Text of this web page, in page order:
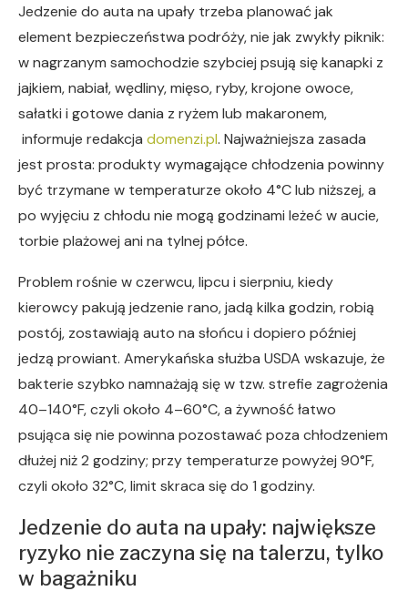
Jedzenie do auta na upały trzeba planować jak
element bezpieczeństwa podróży, nie jak zwykły piknik:
w nagrzanym samochodzie szybciej psują się kanapki z
jajkiem, nabiał, wędliny, mięso, ryby, krojone owoce,
sałatki i gotowe dania z ryżem lub makaronem,
informuje redakcja domenzi.pl. Najważniejsza zasada
jest prosta: produkty wymagające chłodzenia powinny
być trzymane w temperaturze około 4°C lub niższej, a
po wyjęciu z chłodu nie mogą godzinami leżeć w aucie,
torbie plażowej ani na tylnej półce.
Problem rośnie w czerwcu, lipcu i sierpniu, kiedy
kierowcy pakują jedzenie rano, jadą kilka godzin, robią
postój, zostawiają auto na słońcu i dopiero później
jedzą prowiant. Amerykańska służba USDA wskazuje, że
bakterie szybko namnażają się w tzw. strefie zagrożenia
40–140°F, czyli około 4–60°C, a żywność łatwo
psująca się nie powinna pozostawać poza chłodzeniem
dłużej niż 2 godziny; przy temperaturze powyżej 90°F,
czyli około 32°C, limit skraca się do 1 godziny.
Jedzenie do auta na upały: największe
ryzyko nie zaczyna się na talerzu, tylko
w bagażniku